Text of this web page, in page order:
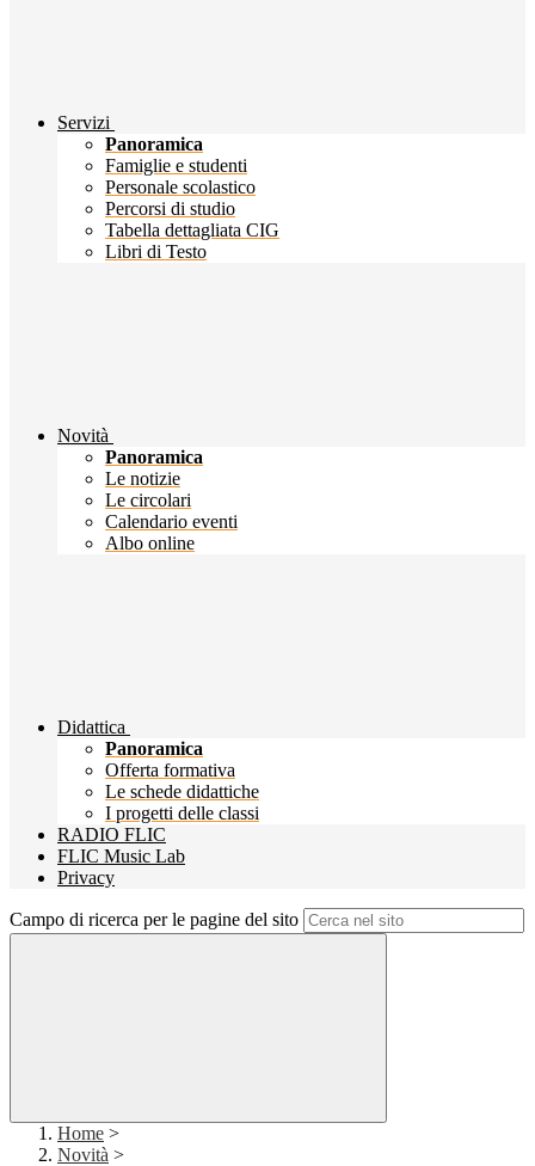
Servizi
Panoramica
Famiglie e studenti
Personale scolastico
Percorsi di studio
Tabella dettagliata CIG
Libri di Testo
Novità
Panoramica
Le notizie
Le circolari
Calendario eventi
Albo online
Didattica
Panoramica
Offerta formativa
Le schede didattiche
I progetti delle classi
RADIO FLIC
FLIC Music Lab
Privacy
Campo di ricerca per le pagine del sito
Home >
Novità >